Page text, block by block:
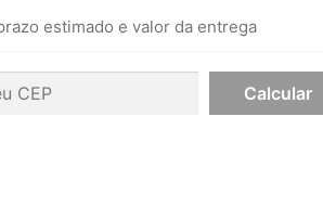
estimado e valor da entrega